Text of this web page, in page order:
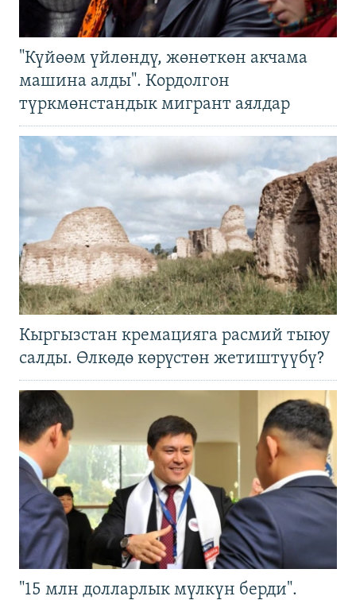
"Күйөөм үйлөндү, жөнөткөн акчама
машина алды". Кордолгон
түркмөнстандык мигрант аялдар
Кыргызстан кремацияга расмий тыюу
салды. Өлкөдө көрүстөн жетиштүүбү?
"15 млн долларлык мүлкүн берди".